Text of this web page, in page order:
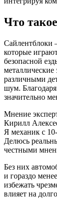
Что
Сайлентблоки
которые
безопасной
различными
шум.
значительно
Мнение
Кирилл
Я механик с
Делюсь
честными
Без них
и гораздо
избежать
влияет на